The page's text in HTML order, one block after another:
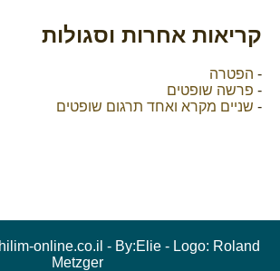
קריאות אחרות וסגולות
- הפטרה
- פרשה שופטים
- שניים מקרא ואחד תרגום שופטים
online.co.il - By:Elie - Logo: Roland
Metzger